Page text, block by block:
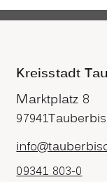
Kreisstadt
Marktplatz 8
97941
09341 803-0